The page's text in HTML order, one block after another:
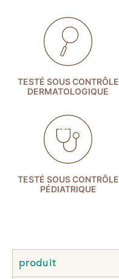
TESTÉ SOUS CONTRÔLE
DERMATOLOGIQUE
TESTÉ SOUS CONTRÔLE
PÉDIATRIQUE
produit